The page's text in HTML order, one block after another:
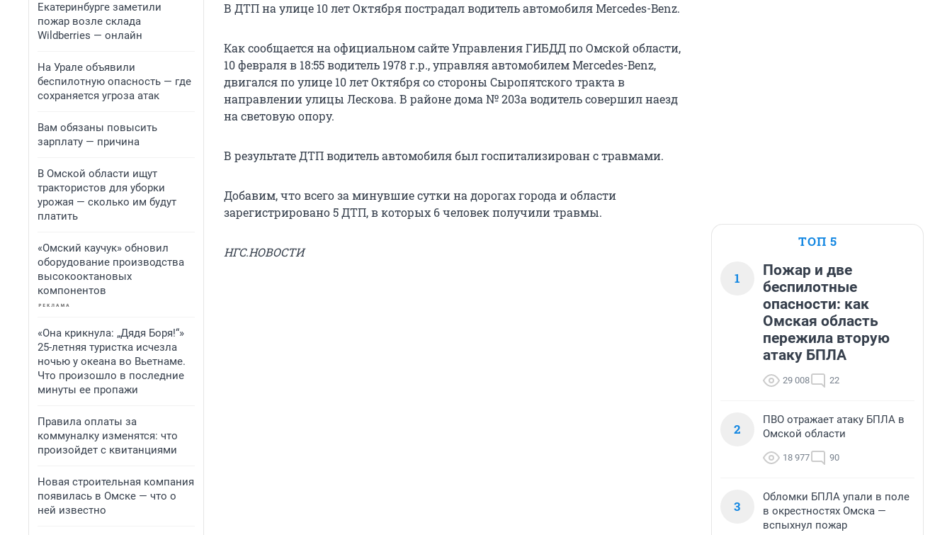
Екатеринбурге заметили
пожар возле склада
Wildberries — онлайн
На Урале объявили
беспилотную опасность — где
сохраняется угроза атак
Вам обязаны повысить
зарплату — причина
В Омской области ищут
трактористов для уборки
урожая — сколько им будут
платить
«Омский каучук» обновил
оборудование производства
высокооктановых
компонентов
«Она крикнула: „Дядя Боря!“»
25-летняя туристка исчезла
ночью у океана во Вьетнаме.
Что произошло в последние
минуты ее пропажи
Правила оплаты за
коммуналку изменятся: что
произойдет с квитанциями
Новая строительная компания
появилась в Омске — что о
ней известно
В ДТП на улице 10 лет Октября пострадал водитель автомобиля Mercedes-Benz.
Как сообщается на официальном сайте Управления ГИБДД по Омской области,
10 февраля в 18:55 водитель 1978 г.р., управляя автомобилем Mercedes-Benz,
двигался по улице 10 лет Октября со стороны Сыропятского тракта в
направлении улицы Лескова. В районе дома № 203а водитель совершил наезд
на световую опору.
В результате ДТП водитель автомобиля был госпитализирован с травмами.
Добавим, что всего за минувшие сутки на дорогах города и области
зарегистрировано 5 ДТП, в которых 6 человек получили травмы.
НГС.НОВОСТИ
ТОП 5
1
Пожар и две
беспилотные
опасности: как
Омская область
пережила вторую
атаку БПЛА
29 008 22
2
ПВО отражает атаку БПЛА в
Омской области
18 977 90
3
Обломки БПЛА упали в поле
в окрестностях Омска —
вспыхнул пожар